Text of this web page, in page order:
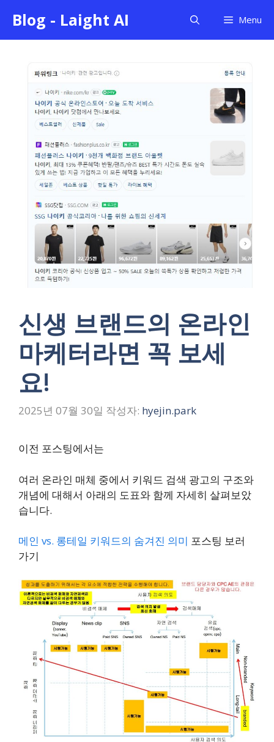
츠
Blog - Laight AI Menu
신생 브랜드의 온라인
마케터라면 꼭 보세
요!
2025년 07월 30일 작성자: hyejin.park
이전 포스팅에서는
여러 온라인 매체 중에서 키워드 검색 광고의 구조와
개념에 대해서 아래의 도표와 함께 자세히 살펴보았
습니다.
메인 vs. 롱테일 키워드의 숨겨진 의미 포스팅 보러
가기